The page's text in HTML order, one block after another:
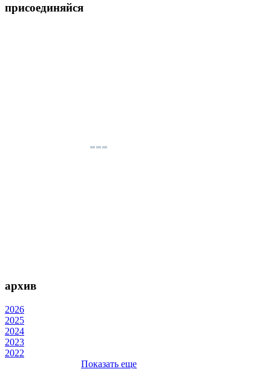
присоединяйся
архив
2026
2025
2024
2023
2022
Показать еще